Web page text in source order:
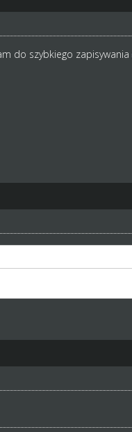
do szybkiego zapisywania